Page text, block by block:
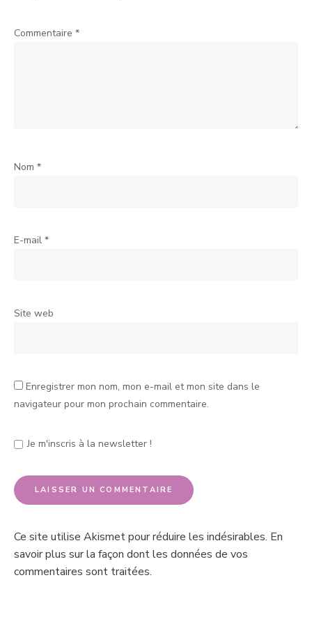
Commentaire *
Nom *
E-mail *
Site web
Enregistrer mon nom, mon e-mail et mon site dans le
navigateur pour mon prochain commentaire.
Je m'inscris à la newsletter !
Ce site utilise Akismet pour réduire les indésirables. En
savoir plus sur la façon dont les données de vos
commentaires sont traitées.